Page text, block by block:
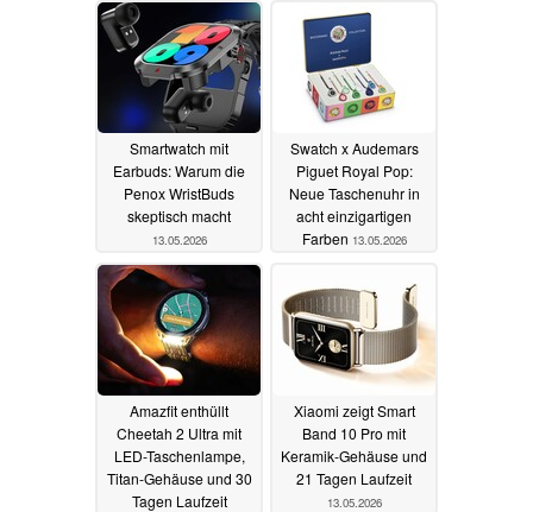
Smartwatch mit
Earbuds: Warum die
Penox WristBuds
skeptisch macht
13.05.2026
Swatch x Audemars
Piguet Royal Pop:
Neue Taschenuhr in
acht einzigartigen
Farben 13.05.2026
Amazfit enthüllt
Cheetah 2 Ultra mit
LED-Taschenlampe,
Titan-Gehäuse und 30
Tagen Laufzeit
Xiaomi zeigt Smart
Band 10 Pro mit
Keramik-Gehäuse und
21 Tagen Laufzeit
13.05.2026